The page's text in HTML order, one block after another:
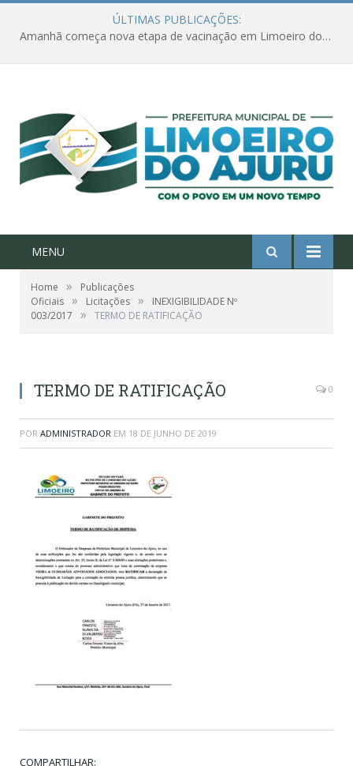
ÚLTIMAS PUBLICAÇÕES:
Amanhã começa nova etapa de vacinação em Limoeiro do Ajuru para idosos com 65 ou mais
MENU
Home »
Publicações
Oficiais » Licitações »
INEXIGIBILIDADE Nº
003/2017
» TERMO DE RATIFICAÇÃO
TERMO DE RATIFICAÇÃO 0
POR ADMINISTRADOR EM 18 DE JUNHO DE 2019
COMPARTILHAR: